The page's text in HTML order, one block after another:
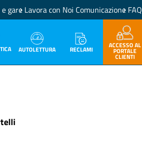
gare Lavora con Noi Comunicazione FAQ
AUTOLETTURA RECLAMI ACCESSO AL
PORTALE
CLIENTI